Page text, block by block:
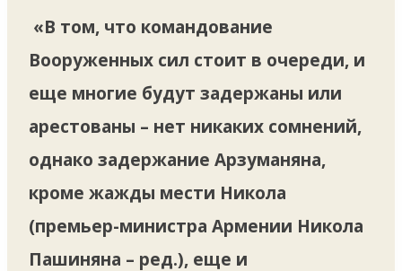
«В том, что командование
Вооруженных сил стоит в очереди, и
еще многие будут задержаны или
арестованы – нет никаких сомнений,
однако задержание Арзуманяна,
кроме жажды мести Никола
(премьер-министра Армении Никола
Пашиняна – ред.), еще и